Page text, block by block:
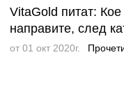
VitaGold питат:
направите, след
от 01 окт 2020г.